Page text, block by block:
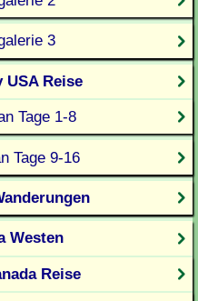
3
USA Reise
Tage 1-8
Tage 9-16
Westen
Reise